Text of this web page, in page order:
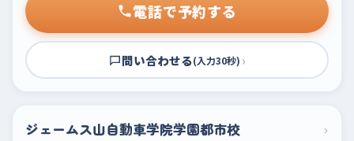
電話で予約する
問い合わせる(入力30秒) ›
ジェームス山自動車学院学園都市校 ›